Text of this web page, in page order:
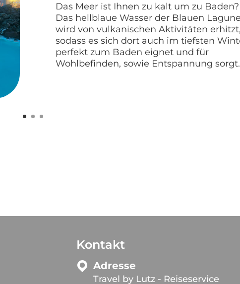
Das Meer ist Ihnen zu kalt um zu Baden?
Das hellblaue Wasser der Blauen Lagune
wird von vulkanischen Aktivitäten erhitzt,
sodass es sich dort auch im tiefsten
perfekt zum Baden eignet und für
Wohlbefinden, sowie Entspannung sorgt.
Kontakt
Adresse
Travel by Lutz - Reiseservice